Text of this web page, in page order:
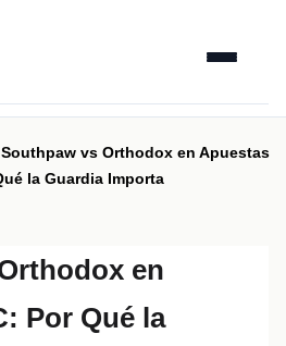
Southpaw vs Orthodox en Apuestas
la Guardia Importa
en
Por Qué la